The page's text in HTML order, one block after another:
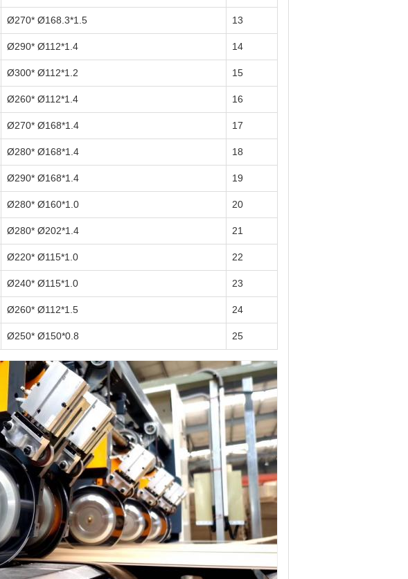
13
Ø270* Ø168.3*1.5
14
Ø290* Ø112*1.4
15
Ø300* Ø112*1.2
16
Ø260* Ø112*1.4
17
Ø270* Ø168*1.4
18
Ø280* Ø168*1.4
19
Ø290* Ø168*1.4
20
Ø280* Ø160*1.0
21
Ø280* Ø202*1.4
22
Ø220* Ø115*1.0
23
Ø240* Ø115*1.0
24
Ø260* Ø112*1.5
25
Ø250* Ø150*0.8